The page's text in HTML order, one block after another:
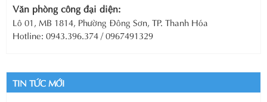
Văn phòng công đại diện:
Lô 01, MB 1814, Phường Đông Sơn, TP. Thanh Hóa
Hotline: 0943.396.374 / 0967491329
TIN TỨC MỚI